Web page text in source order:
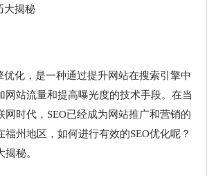
大揭秘
优化，是一种通过提升网站在搜索引擎中
网站流量和提高曝光度的技术手段。在当
网时代，SEO已经成为网站推广和营销的
福州地区，如何进行有效的SEO优化呢？
秘。